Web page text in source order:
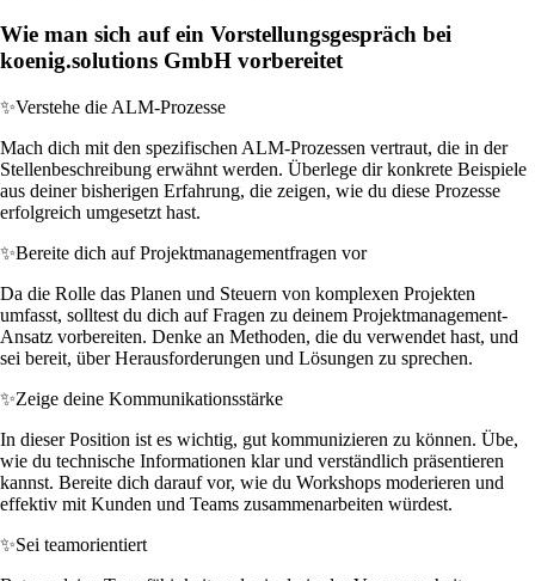
Wie man sich auf ein Vorstellungsgespräch bei
koenig.solutions GmbH vorbereitet
✨Verstehe die ALM-Prozesse
Mach dich mit den spezifischen ALM-Prozessen vertraut, die in der
Stellenbeschreibung erwähnt werden. Überlege dir konkrete Beispiele
aus deiner bisherigen Erfahrung, die zeigen, wie du diese Prozesse
erfolgreich umgesetzt hast.
✨Bereite dich auf Projektmanagementfragen vor
Da die Rolle das Planen und Steuern von komplexen Projekten
umfasst, solltest du dich auf Fragen zu deinem Projektmanagement-
Ansatz vorbereiten. Denke an Methoden, die du verwendet hast, und
sei bereit, über Herausforderungen und Lösungen zu sprechen.
✨Zeige deine Kommunikationsstärke
In dieser Position ist es wichtig, gut kommunizieren zu können. Übe,
wie du technische Informationen klar und verständlich präsentieren
kannst. Bereite dich darauf vor, wie du Workshops moderieren und
effektiv mit Kunden und Teams zusammenarbeiten würdest.
✨Sei teamorientiert